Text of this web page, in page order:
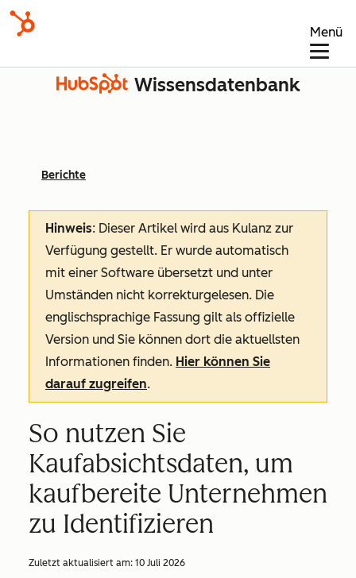
Menü
Wissensdatenbank
Berichte
Hinweis: Dieser Artikel wird aus Kulanz zur
Verfügung gestellt. Er wurde automatisch
mit einer Software übersetzt und unter
Umständen nicht korrekturgelesen. Die
englischsprachige Fassung gilt als offizielle
Version und Sie können dort die aktuellsten
Informationen finden. Hier können Sie
darauf zugreifen.
So nutzen Sie
Kaufabsichtsdaten, um
kaufbereite Unternehmen
zu Identifizieren
Zuletzt aktualisiert am: 10 Juli 2026